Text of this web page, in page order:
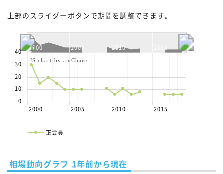
上部のスライダーボタンで期間を調整できます。
2000 2005 2010
2000 2005 2010 2015
0
10
20
30
40
JS chart by amCharts
正会員
相場動向グラフ 1年前から現在